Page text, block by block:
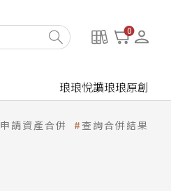
0
琅琅悅讀琅琅原創
申請資產合併 查詢合併結果